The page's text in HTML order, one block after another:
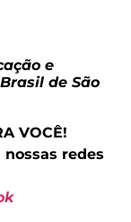
e
de São
VOCÊ!
redes